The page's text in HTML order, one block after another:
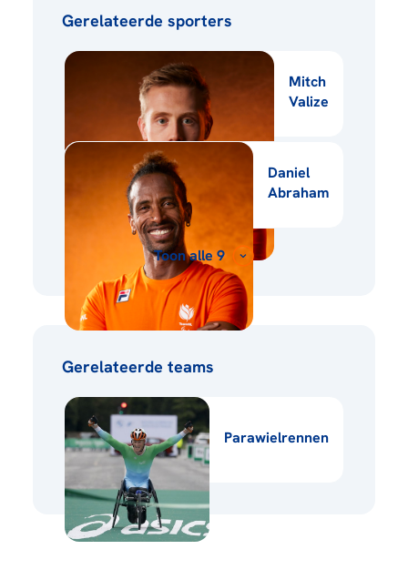
Gerelateerde sporters
Mitch
Valize
Daniel
Abraham
Toon alle 9
Gerelateerde teams
Parawielrennen